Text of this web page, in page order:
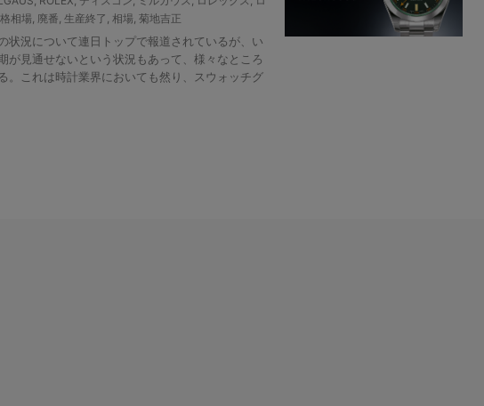
相場, 廃番, 生産終了 , 相場, 菊地吉正
状況について連日トップで報道されているが、い
が見通せないという状況もあって、様々なところ
。これは時計業界においても然り、スウォッチグ